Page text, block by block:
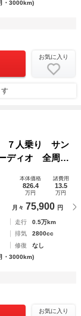
・3000km)
お気に入り
７人乗り サン
ディオ 全周囲
煙車 電動リ
リアシートエ
本体価格
826.4
万円
諸費用
13.5
万円
月々 75,900 円
走行
0.5万km
排気
2800cc
修復
なし
・3000km)
お気に入り